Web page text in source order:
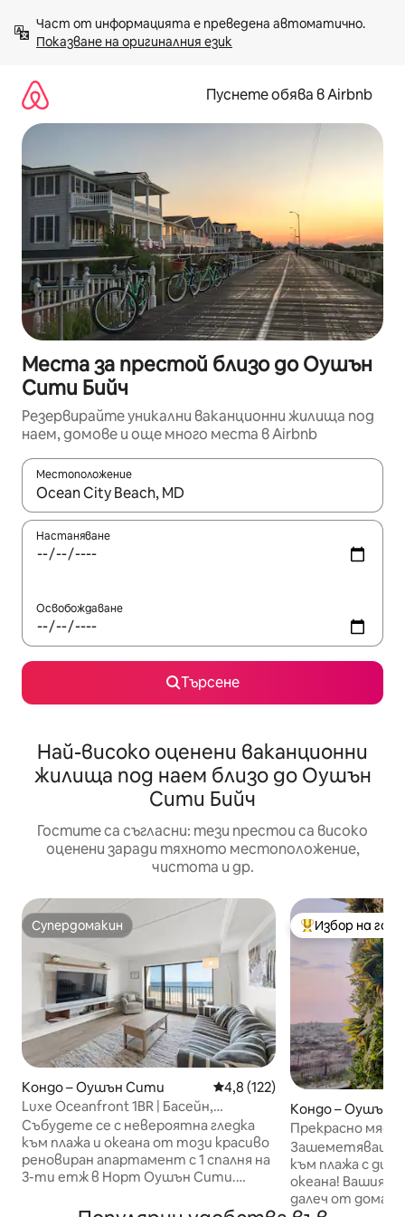
към
съдържанието
Показване на оригиналния език
Пуснете обява в Airbnb
Места за престой близо до Оушън
Сити Бийч
Резервирайте уникални ваканционни жилища под
наем, домове и още много места в Airbnb
Местоположение
Когато резултатите се покажат, използвайте
Настаняване
Освобождаване
Търсене
Най-високо оценени ваканционни
жилища под наем близо до Оушън
Сити Бийч
Гостите са съгласни: тези престои са високо
оценени заради тяхното местоположение,
чистота и др.
Супердомакин
Супердомакин
Кондо – Оушън Сити Средна оценка: 4,8 от 5,
4,8 (122)
Luxe Oceanfront 1BR | Басейн,
хидромасажна вана, тераса за
слънчеви бани
Събудете се с невероятна гледка
към плажа и океана от този красиво
реновиран апартамент с 1 спалня на
3-ти етж в Норт Оушън Сити.
достъп до плажа, едно резервирано
Най-популярен
Избор на
Кондо – Оушън
Прекрасно
Суперголямо
гледка към
Зашеметяващ
към плажа с
океана! Вашият
далеч от дома!